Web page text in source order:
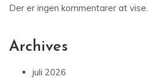
Der er ingen kommentarer at vise.
Archives
juli 2026